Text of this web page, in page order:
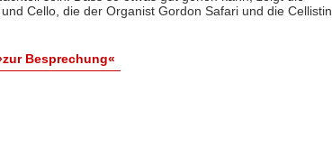
Cello, die der Organist Gordon Safari und die Cellistin
Besprechung«